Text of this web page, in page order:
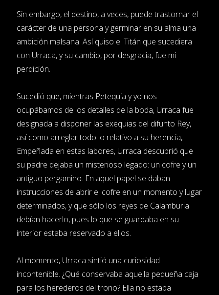
Sin embargo, el destino, a veces, puede trastornar el
carácter de una persona y germinar en su alma una
ambición malsana. Así quiso el Titán que sucediera
con Urraca, y su cambio, por desgracia, fue mi
perdición.
Sucedió que, mientras Petequia y yo nos
ocupábamos de los detalles de la boda, Urraca fue
designada a disponer las exequias del difunto Rey,
así como arreglar todo lo relativo a su herencia,
Empeñada en estas labores, Urraca descubrió que
su padre dejaba un misterioso legado: un cofre y un
antiguo pergamino. En aquel papel se daban
instrucciones de abrir el cofre en un momento y lugar
determinados, y que sólo los reyes de Calamburia
debían hacerlo, pues lo que se guardaba en su
interior estaba reservado a ellos.
Al momento, Urraca sintió una curiosidad
incontenible. ¿Qué conservaba aquella pequeña caja
para los herederos del trono? Ella no estaba